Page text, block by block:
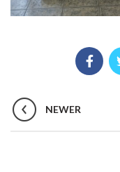
NEWER